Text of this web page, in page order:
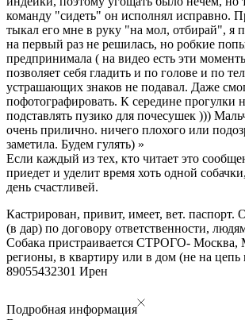
команду "сидеть" он исполнял исправно.
тыкал его мне в руку "на мол, отбирай", я
на первый раз не решилась, но робкие
предпринимала ( на видео есть эти
позволяет себя гладить и по голове и по
устрашающих знаков не подавал. Даже
пофотографировать. К середине прогулки
подставлять пузико для почесушек )))
очень прилично. ничего плохого или
заметила. Будем гулять) »
Если каждый из тех, кто читает это
приедет и уделит время хоть одной
день счастливей.
Кастрирован, привит, имеет, вет. паспорт.
(в дар) по договору ответственности,
Собака пристраивается СТРОГО-
регионы, в квартиру или в дом (не на цепь
89055432301 Ирен
Подробная информация